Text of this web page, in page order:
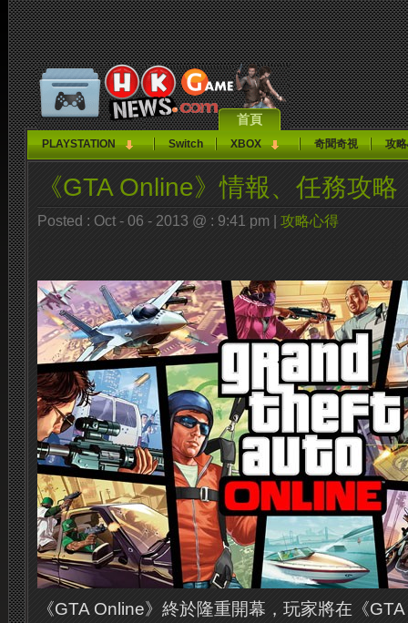
首頁
PLAYSTATION Switch XBOX 奇聞奇視 攻
《GTA Online》情報、任務攻略
Posted : Oct - 06 - 2013 @ : 9:41 pm | 攻略心得
《GTA Online》終於隆重開幕，玩家將在《